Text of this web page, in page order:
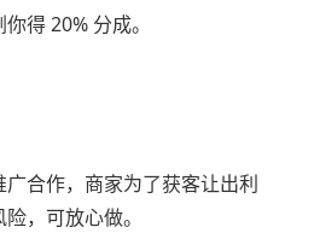
得 20% 分成。
合作，商家为了获客让出利
，可放心做。